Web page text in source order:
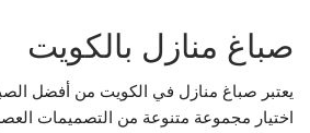
صباغ منازل بالكويت
يعتبر صباغ منازل في الكويت من أفضل
اختيار مجموعة متنوعة من التصميمات